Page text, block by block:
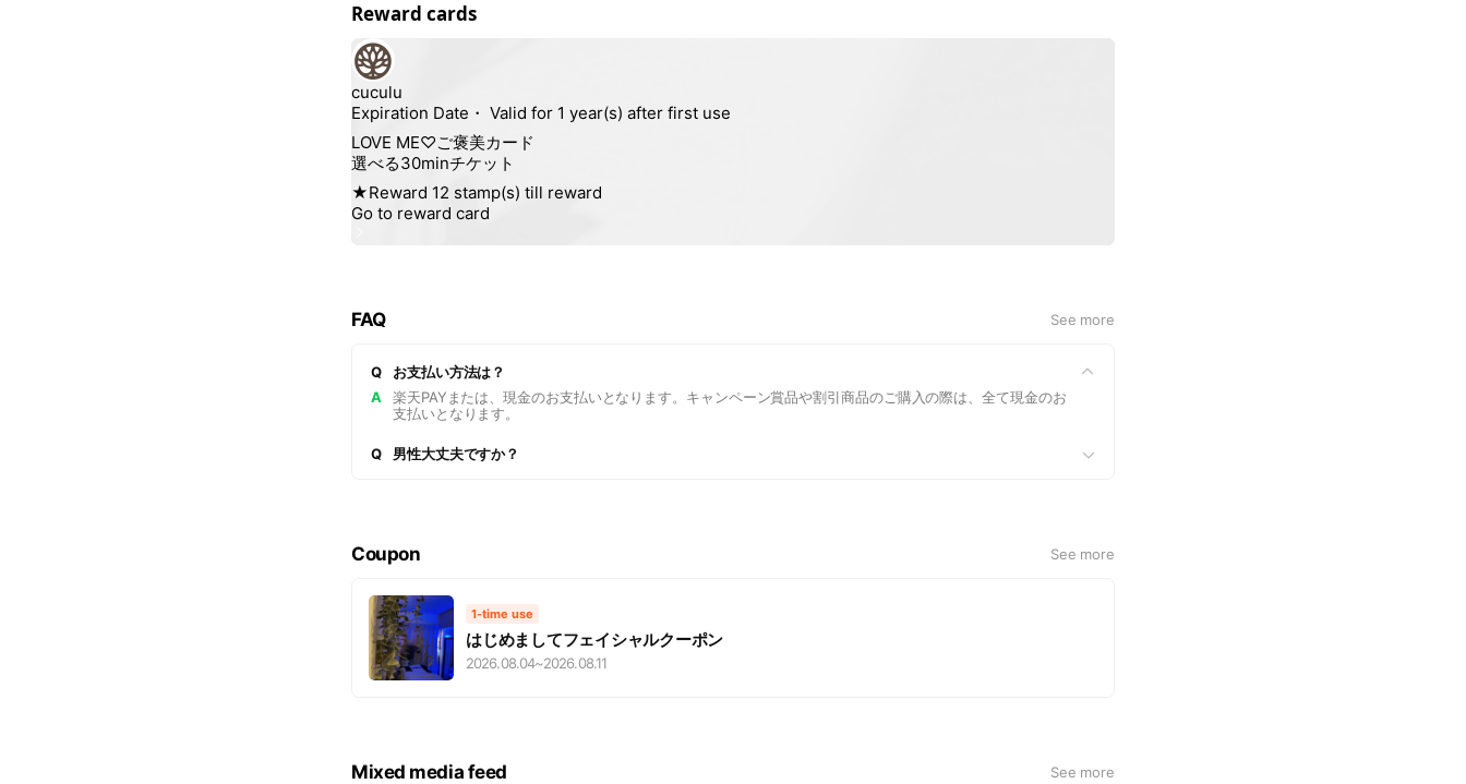
Reward cards
FAQ See more
Q
お支払い方法は？
A
楽天PAYまたは、現金のお支払いとなります。キャンペーン賞品や割引商品のご購入の際は、全て現金のお
支払いとなります。
Q 男性大丈夫ですか？
Coupon See more
1-time use
はじめましてフェイシャルクーポン
2026.08.04~2026.08.11
Mixed media feed See more